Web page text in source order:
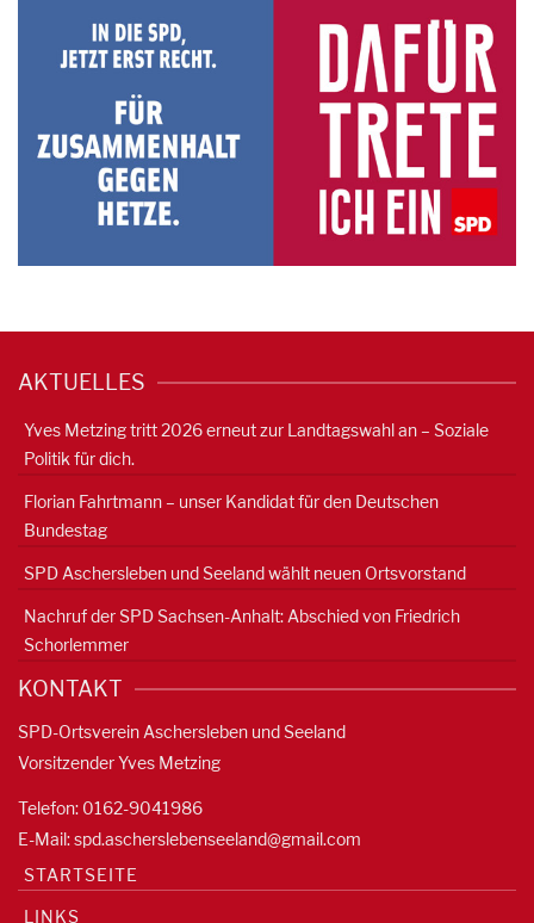
AKTUELLES
Yves Metzing tritt 2026 erneut zur Landtagswahl an – Soziale
Politik für dich.
Florian Fahrtmann – unser Kandidat für den Deutschen
Bundestag
SPD Aschersleben und Seeland wählt neuen Ortsvorstand
Nachruf der SPD Sachsen-Anhalt: Abschied von Friedrich
Schorlemmer
KONTAKT
SPD-Ortsverein Aschersleben und Seeland
Vorsitzender Yves Metzing
Telefon: 0162-9041986
E-Mail:spd.ascherslebenseeland@gmail.com
STARTSEITE
LINKS